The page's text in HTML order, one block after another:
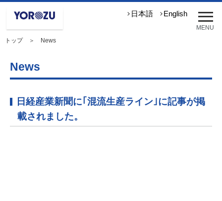
メ
ニ
ュ
MENU
日本語 English
トップ＞ News
News
日経産業新聞に｢混流生産ライン｣に記事が掲
載されました。